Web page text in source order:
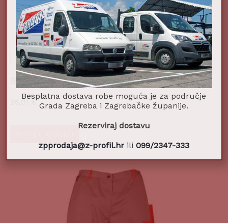
Radne farmer hlače SPEKTAR bijele L
€
Besplatna dostava robe moguća je za područje
Grada Zagreba i Zagrebačke županije.
Rezerviraj dostavu
zpprodaja@z-profil.hr ili099/2347-333